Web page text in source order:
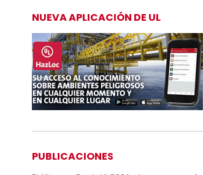
NUEVA APLICACIÓN DE UL
PUBLICACIONES